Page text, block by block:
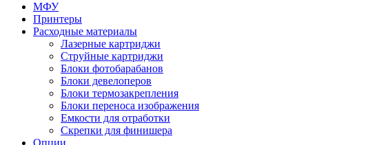
МФУ
Принтеры
Расходные материалы
Лазерные картриджи
Струйные картриджи
Блоки фотобарабанов
Блоки девелоперов
Блоки термозакрепления
Блоки переноса изображения
Емкости для отработки
Скрепки для финишера
Опции